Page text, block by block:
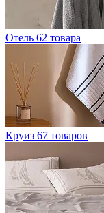
Отель 62 товара
Круиз 67 товаров